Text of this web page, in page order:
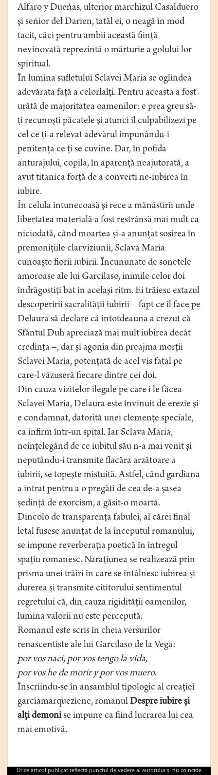
Alfaro y Dueńas, ulterior marchizul Casalduero
şi seńior del Darien, tatăl ei, o neagă în mod
tacit, căci pentru ambii această fiinţă
nevinovată reprezintă o mărturie a golului lor
spiritual.
În lumina sufletului Sclavei Maria se oglindea
adevărata faţă a celorlalţi. Pentru aceasta a fost
urâtă de majoritatea oamenilor: e prea greu să-
ţi recunoşti păcatele şi atunci îl culpabilizezi pe
cel ce ţi-a relevat adevărul impunându-i
penitenţa ce ţi se cuvine. Dar, în pofida
anturajului, copila, în aparenţă neajutorată, a
avut titanica forţă de a converti ne-iubirea în
iubire.
În celula întunecoasă şi rece a mănăstirii unde
libertatea materială a fost restrânsă mai mult ca
niciodată, când moartea şi-a anunţat sosirea în
premoniţiile clarviziunii, Sclava Maria
cunoaşte fiorii iubirii. Încununate de sonetele
amoroase ale lui Garcilaso, inimile celor doi
îndrăgostiţi bat în acelaşi ritm. Ei trăiesc extazul
descoperirii sacralităţii iubirii – fapt ce îl face pe
Delaura să declare că întotdeauna a crezut că
Sfântul Duh apreciază mai mult iubirea decât
credinţa –, dar şi agonia din preajma morţii
Sclavei Maria, potenţată de acel vis fatal pe
care-l văzuseră fiecare dintre cei doi.
Din cauza vizitelor ilegale pe care i le făcea
Sclavei Maria, Delaura este învinuit de erezie şi
e condamnat, datorită unei clemenţe speciale,
ca infirm într-un spital. Iar Sclava Maria,
neînţelegând de ce iubitul său n-a mai venit şi
neputându-i transmite flacăra arzătoare a
iubirii, se topeşte mistuită. Astfel, când gardiana
a intrat pentru a o pregăti de cea de-a şasea
şedinţă de exorcism, a găsit-o moartă.
Dincolo de transparenţa fabulei, al cărei final
letal fusese anunţat de la începutul romanului,
se impune reverberaţia poetică în întregul
spaţiu romanesc. Naraţiunea se realizează prin
prisma unei trăiri în care se întâlnesc iubirea şi
durerea şi transmite cititorului sentimentul
regretului că, din cauza rigidităţii oamenilor,
lumina valorii nu este percepută.
Romanul este scris în cheia versurilor
renascentiste ale lui Garcilaso de la Vega:
por vos nací, por vos tengo la vida,
por vos he de morir y por vos muero.
Înscriindu-se în ansamblul tipologic al creaţiei
garciamarqueziene, romanulDespre iubire şi
alţi demonise impune ca fiind lucrarea lui cea
mai emotivă.
Orice articol publicat reflectă punctul de vedere al autorului şi nu coincide